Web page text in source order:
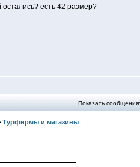
остались? есть 42 размер?
Показать сообщения:
Турфирмы и магазины